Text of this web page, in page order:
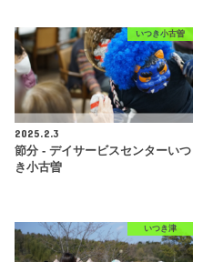
いつき小古曽
2025.2.3
節分 - デイサービスセンターいつ
き小古曽
いつき津